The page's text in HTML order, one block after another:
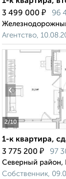
3 499 000 ₽ 96
Агентство,
2/10
‹
1-к квартира,
3 775 200 ₽ 97
Северный район,
Собственник,